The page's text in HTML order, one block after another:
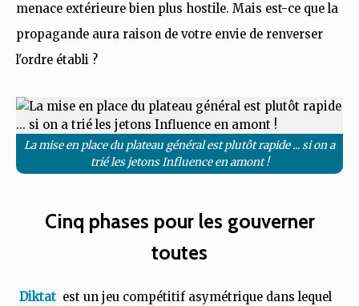
menace extérieure bien plus hostile. Mais est-ce que la
propagande aura raison de votre envie de renverser
l'ordre établi ?
La mise en place du plateau général est plutôt rapide ... si on a
trié les jetons Influence en amont !
Cinq phases pour les gouverner
toutes
Diktat est un jeu compétitif asymétrique dans lequel